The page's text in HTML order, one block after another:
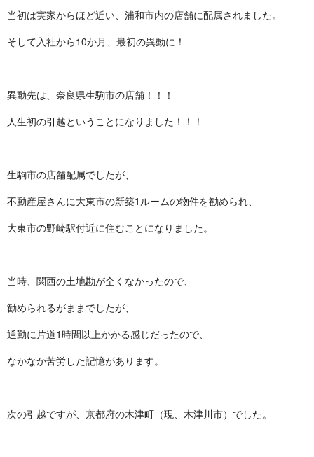
当初は実家からほど近い、浦和市内の店舗に配属されました。
そして入社から10か月、最初の異動に！
異動先は、奈良県生駒市の店舗！！！
人生初の引越ということになりました！！！
生駒市の店舗配属でしたが、
不動産屋さんに大東市の新築1ルームの物件を勧められ、
大東市の野崎駅付近に住むことになりました。
当時、関西の土地勘が全くなかったので、
勧められるがままでしたが、
通勤に片道1時間以上かかる感じだったので、
なかなか苦労した記憶があります。
次の引越ですが、京都府の木津町（現、木津川市）でした。